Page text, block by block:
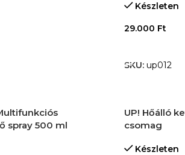
Készleten
29.000 Ft
SKU: up012
spray 500 ml
UP! Hőálló
csomag
Készleten